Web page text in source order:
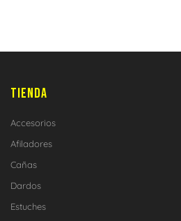
TIENDA
Accesorios
Afiladores
Cañas
Dardos
Estuches